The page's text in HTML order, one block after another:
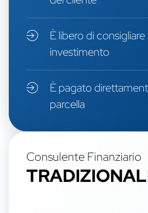
È libero di consigliare
investimento
È pagato
parcella
Consulente Finanziario